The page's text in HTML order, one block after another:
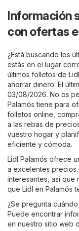
Información
con ofertas
¿Está buscando los
estás en el lugar
últimos folletos de
ahorrar dinero. El
03/08/2026. No os
Palamós tiene para
folletos online,
a las rebas de
vuestro hogar y
eficiente y cómoda.
Lidl Palamós ofrece
a excelentes
interesantes, así
que Lidl en Palamós
¿Se pregunta
Puede encontrar
en nuestro sitio web